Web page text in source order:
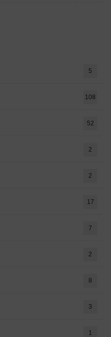
5
108
52
2
2
17
7
2
8
3
1